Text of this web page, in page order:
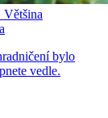
Většina
bylo
vedle.